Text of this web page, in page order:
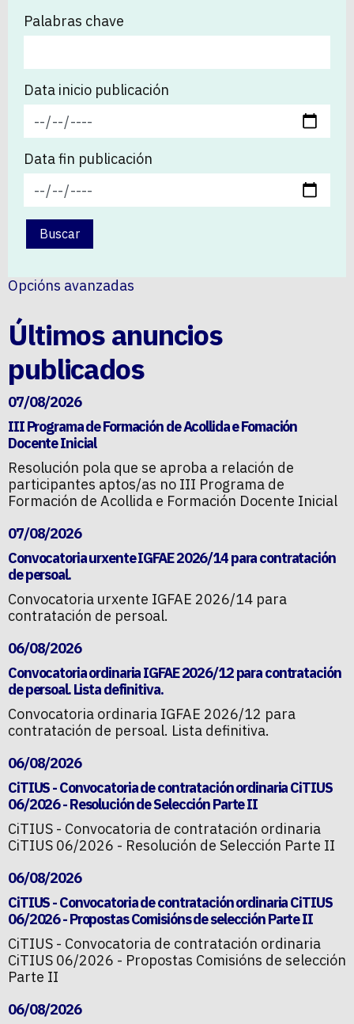
Palabras chave
Data inicio publicación
Data fin publicación
Buscar
Opcións avanzadas
Últimos anuncios
publicados
07/08/2026
III Programa de Formación de Acollida e Fomación
Docente Inicial
Resolución pola que se aproba a relación de
participantes aptos/as no III Programa de
Formación de Acollida e Formación Docente Inicial
07/08/2026
Convocatoria urxente IGFAE 2026/14 para contratación
de persoal.
Convocatoria urxente IGFAE 2026/14 para
contratación de persoal.
06/08/2026
Convocatoria ordinaria IGFAE 2026/12 para contratación
de persoal. Lista definitiva.
Convocatoria ordinaria IGFAE 2026/12 para
contratación de persoal. Lista definitiva.
06/08/2026
CiTIUS - Convocatoria de contratación ordinaria CiTIUS
06/2026 - Resolución de Selección Parte II
CiTIUS - Convocatoria de contratación ordinaria
CiTIUS 06/2026 - Resolución de Selección Parte II
06/08/2026
CiTIUS - Convocatoria de contratación ordinaria CiTIUS
06/2026 - Propostas Comisións de selección Parte II
CiTIUS - Convocatoria de contratación ordinaria
CiTIUS 06/2026 - Propostas Comisións de selección
Parte II
06/08/2026